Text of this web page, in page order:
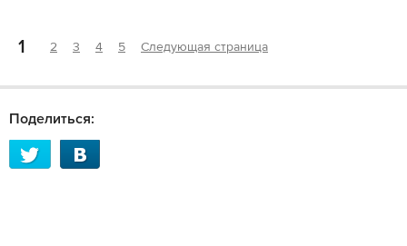
1 2 3 4 5 Следующая страница
Поделиться: